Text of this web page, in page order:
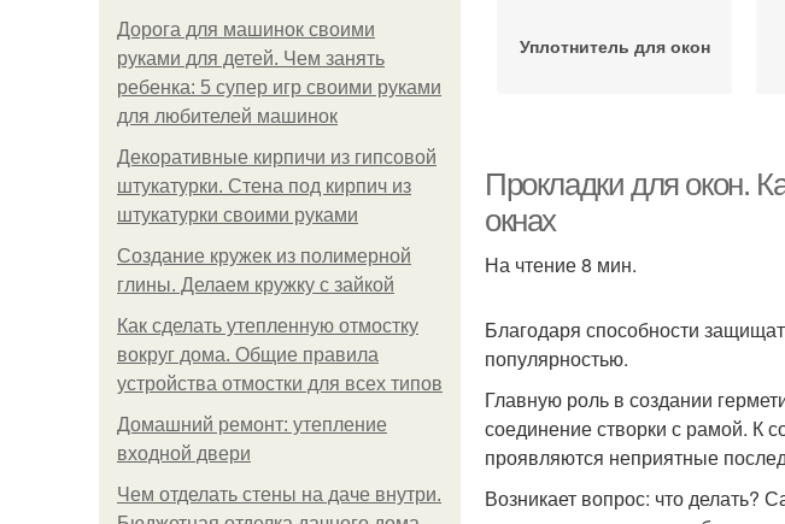
Дорога для машинок своими
руками для детей. Чем занять
ребенка: 5 супер игр своими руками
для любителей машинок
Декоративные кирпичи из гипсовой
штукатурки. Стена под кирпич из
штукатурки своими руками
Создание кружек из полимерной
глины. Делаем кружку с зайкой
Как сделать утепленную отмостку
вокруг дома. Общие правила
устройства отмостки для всех типов
Домашний ремонт: утепление
входной двери
Чем отделать стены на даче внутри.
Уплотнитель для окон
Прокладки для окон.
окнах
На чтение 8 мин.
Благодаря способности
популярностью.
Главную роль в создании
соединение створки с рамой. К
проявляются неприятные
Возникает вопрос: что делать?